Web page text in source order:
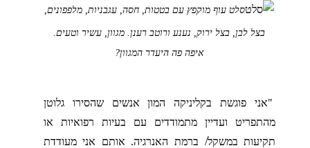
סלט עוף מוקפץ עם בטטות, חסה, עגבניות, מלפפונים,
בצל לבן, בצל ירוק, נענע ורוטב רענן. מגוון, עשיר וטעים.
איפה פה היעדר המגוון?
"אני פוגשת בקליניקה המון אנשים שהסירו גלוטן
מהתפריט ועדיין מתמודדים עם בעיות רפואיות או
תקיעות במשקל/ ברמת האנרגיה. אותם אני מעודדת